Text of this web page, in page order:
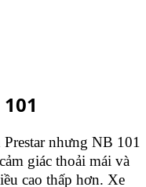
nhưng NB 101
giác thoải mái và
cao thấp hơn. Xe